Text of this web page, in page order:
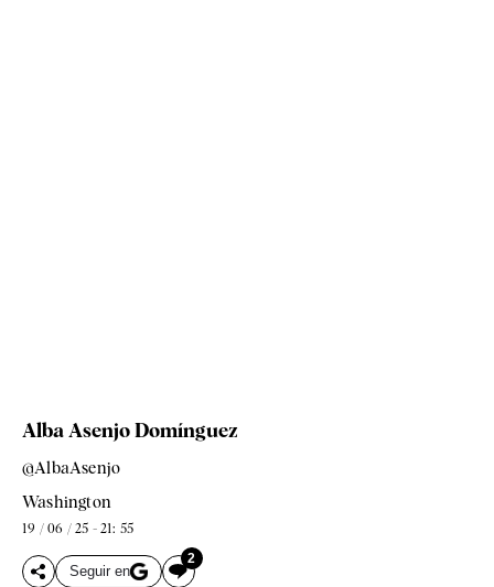
Alba Asenjo Domínguez
@AlbaAsenjo
Washington
19 / 06 / 25 - 21: 55
Seguir en
2